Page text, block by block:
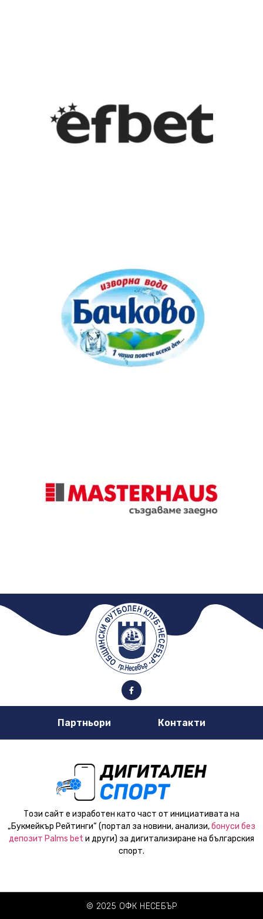
Партньори Контакти
Този сайт е изработен като част от инициативата на
„Букмейкър Рейтинги“ (портал за новини, анализи,бонуси без
депозит Palms bet и други) за дигитализиране на българския
спорт.
© 2025 ОФК НЕСЕБЪР